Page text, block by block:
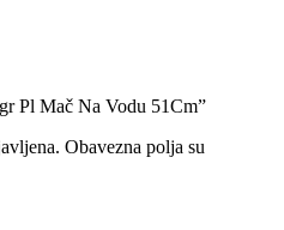
Pl Mač Na Vodu 51Cm”
Obavezna polja su